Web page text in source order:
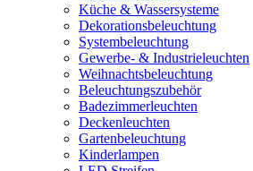
Küche & Wassersysteme
Dekorationsbeleuchtung
Systembeleuchtung
Gewerbe- & Industrieleuchten
Weihnachtsbeleuchtung
Beleuchtungszubehör
Badezimmerleuchten
Deckenleuchten
Gartenbeleuchtung
Kinderlampen